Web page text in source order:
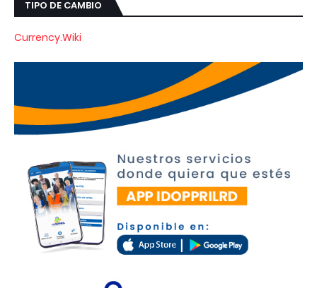
TIPO DE CAMBIO
Currency.Wiki